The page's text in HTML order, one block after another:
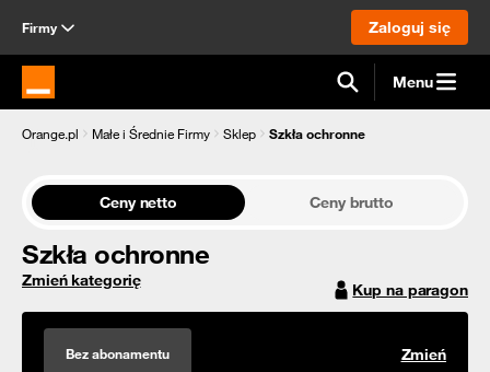
Firmy Zaloguj się
Strona główna Orange.pl Menu
Orange.pl Małe i Średnie Firmy Sklep Szkła ochronne
Ceny netto Ceny brutto
Szkła ochronne
Zmień kategorię Kup na paragon
Bez abonamentu Zmień